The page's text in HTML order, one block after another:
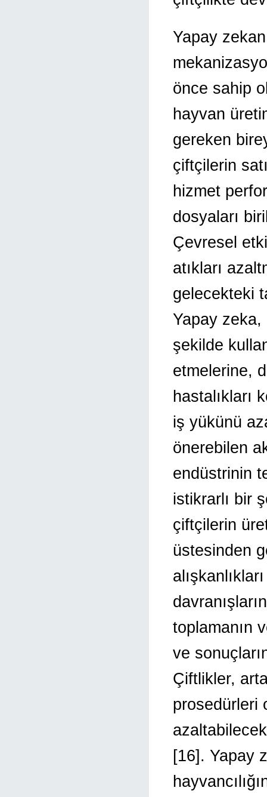
Yapay
önce sahip
hayvan
gereken
çiftçilerin
hizmet
dosyaları
Çevresel
atıkları
gelecekteki
Yapay zeka,
şekilde
etmelerine,
hastalıkları
iş yükünü
önerebilen
endüstrinin
istikrarlı bir
çiftçilerin
üstesinden
toplamanın
ve
Çiftlikler,
prosedürleri
[16]. Yapay